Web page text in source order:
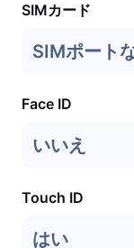
SIMカード
SIMポート
Face ID
いいえ
Touch ID
はい